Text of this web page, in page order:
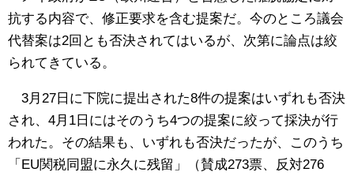
抗する内容で、修正要求を含む提案だ。今のところ議会
代替案は2回とも否決されてはいるが、次第に論点は絞
られてきている。
3月27日に下院に提出された8件の提案はいずれも否決
され、4月1日にはそのうち4つの提案に絞って採決が行
われた。その結果も、いずれも否決だったが、このうち
「EU関税同盟に永久に残留」（賛成273票、反対276